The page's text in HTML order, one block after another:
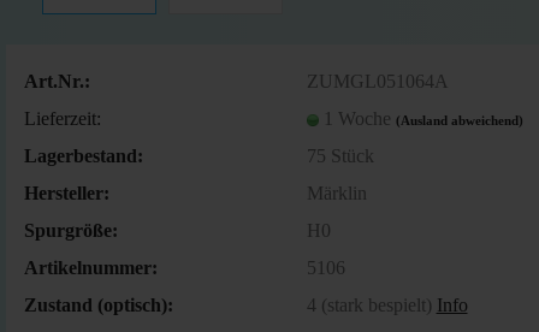
Art.Nr.:
ZUMGL051064A
Lieferzeit:
1 Woche (Ausland abweichend)
Lagerbestand: 75 Stück
Hersteller:
Märklin
Spurgröße:
H0
Artikelnummer:
5106
Zustand (optisch):
4 (stark bespielt) Info